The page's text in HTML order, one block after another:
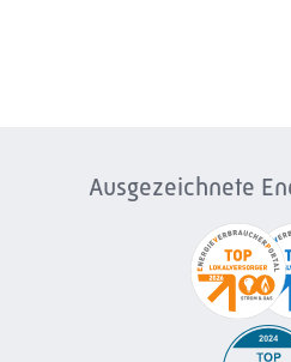
Ausgezeichnete